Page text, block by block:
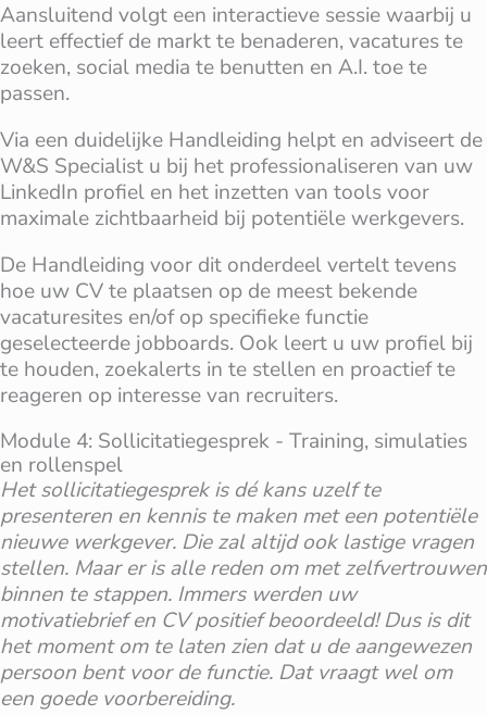
Aansluitend volgt een interactieve sessie waarbij u
leert effectief de markt te benaderen, vacatures te
zoeken, social media te benutten en A.I. toe te
passen.
Via een duidelijke Handleiding helpt en adviseert de
W&S Specialist u bij het professionaliseren van uw
LinkedIn profiel en het inzetten van tools voor
maximale zichtbaarheid bij potentiële werkgevers.
De Handleiding voor dit onderdeel vertelt tevens
hoe uw CV te plaatsen op de meest bekende
vacaturesites en/of op specifieke functie
geselecteerde jobboards. Ook leert u uw profiel bij
te houden, zoekalerts in te stellen en proactief te
reageren op interesse van recruiters.
Module 4: Sollicitatiegesprek - Training, simulaties
en rollenspel
Het sollicitatiegesprek is dé kans uzelf te
presenteren en kennis te maken met een potentiële
nieuwe werkgever. Die zal altijd ook lastige vragen
stellen. Maar er is alle reden om met zelfvertrouwen
binnen te stappen. Immers werden uw
motivatiebrief en CV positief beoordeeld! Dus is dit
het moment om te laten zien dat u de aangewezen
persoon bent voor de functie. Dat vraagt wel om
een goede voorbereiding.